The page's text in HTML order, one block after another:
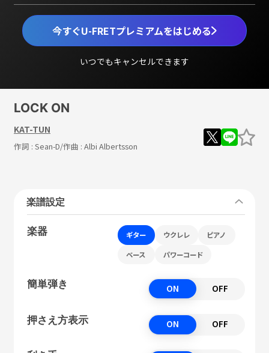
今すぐU-FRETプレミアムをはじめる
いつでもキャンセルできます
LOCK ON
KAT-TUN
作詞 : Sean-D/作曲 : Albi Albertsson
楽譜設定
楽器 ギター ウクレレ ピアノ
ベース パワーコード
簡単弾き ON OFF
押さえ方表示 ON OFF